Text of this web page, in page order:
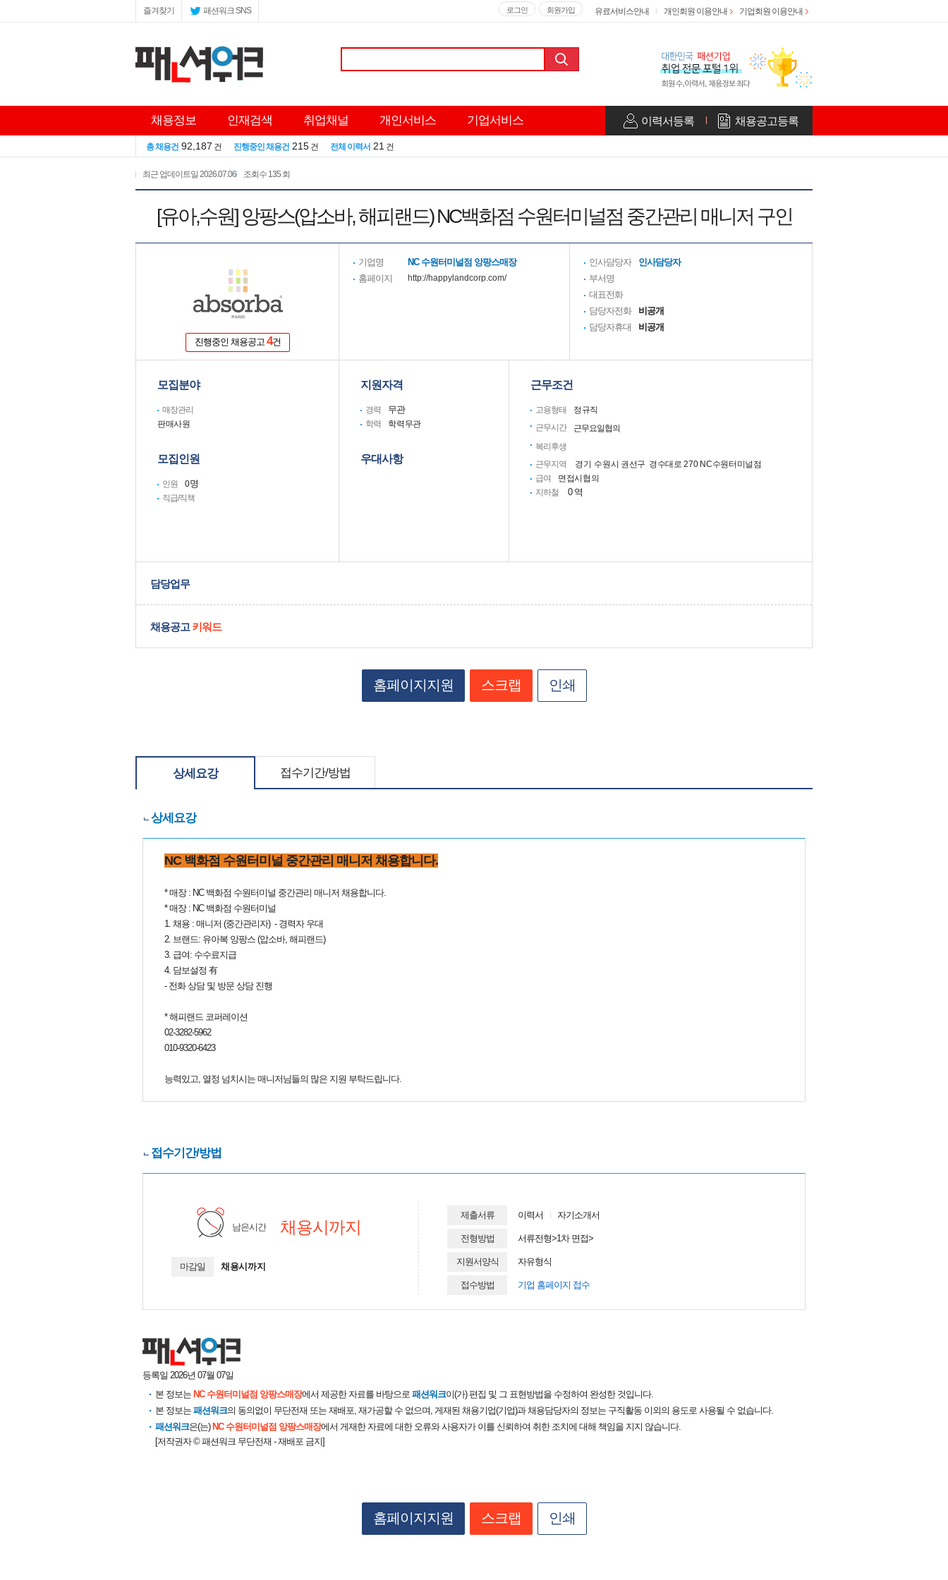
즐겨찾기 패션워크 SNS 로그인 회원가입 유료서비스안내 개인회원 이용안내 기업회원 이용안내
채용정보 인재검색 취업채널 개인서비스 기업서비스 이력서등록 채용공고등록
총 채용건 92,187 건 진행중인 채용건 215 건 전체 이력서 21 건
최근 업데이트일 2026.07.06 조회수 135 회
[유아,수원] 앙팡스(압소바, 해피랜드) NC백화점 수원터미널점 중간관리 매니저 구인
진행중인 채용공고 4건
기업명
NC 수원터미널점 앙팡스매장
홈페이지
http://happylandcorp.com/
인사담당자
인사담당자
부서명
대표전화
담당자전화
비공개
담당자휴대
비공개
모집분야
매장관리
판매사원
모집인원
인원 0명
직급/직책
지원자격
경력 무관
학력 학력무관
우대사항
근무조건
고용형태
정규직
근무시간
근무요일협의
복리후생
근무지역
경기 수원시 권선구 경수대로 270 NC수원터미널점
급여
면접시협의
지하철
0 역
담당업무
채용공고 키워드
홈페이지지원 스크랩 인쇄
상세요강 접수기간/방법
상세요강
NC 백화점 수원터미널 중간관리 매니저 채용합니다.
* 매장 : NC 백화점 수원터미널 중간관리 매니저 채용합니다.
* 매장 : NC 백화점 수원터미널
1. 채용 : 매니저 (중간관리자) - 경력자 우대
2. 브랜드: 유아복 앙팡스 (압소바, 해피랜드)
3. 급여: 수수료지급
4. 담보설정 有
- 전화 상담 및 방문 상담 진행
* 해피랜드 코퍼레이션
02-3282-5962
010-9320-6423
능력있고, 열정 넘치시는 매니저님들의 많은 지원 부탁드립니다.
접수기간/방법
남은시간 채용시까지
마감일 채용시까지
제출서류 이력서 자기소개서
전형방법 서류전형>1차 면접>
지원서양식 자유형식
접수방법 기업 홈페이지 접수
등록일 2026년 07월 07일
본 정보는 NC 수원터미널점 앙팡스매장에서 제공한 자료를 바탕으로 패션워크이(가) 편집 및 그 표현방법을 수정하여 완성한 것입니다.
본 정보는 패션워크의 동의없이 무단전재 또는 재배포, 재가공할 수 없으며, 게재된 채용기업(기업)과 채용담당자의 정보는 구직활동 이외의 용도로 사용될 수 없습니다.
패션워크은(는) NC 수원터미널점 앙팡스매장에서 게재한 자료에 대한 오류와 사용자가 이를 신뢰하여 취한 조치에 대해 책임을 지지 않습니다.
[저작권자 © 패션워크 무단전재 - 재배포 금지]
홈페이지지원 스크랩 인쇄